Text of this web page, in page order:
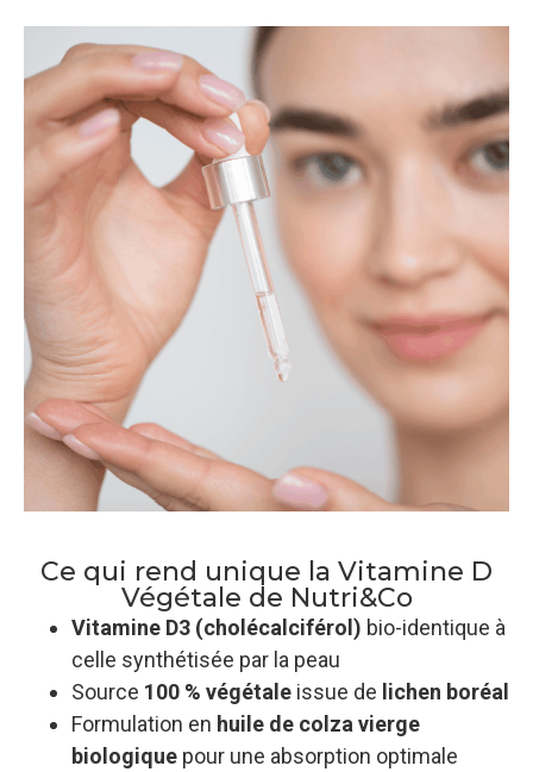
Ce qui rend unique la Vitamine D
Végétale de Nutri&Co
Vitamine D3 (cholécalciférol) bio-identique à
celle synthétisée par la peau
Source 100 % végétale issue de lichen boréal
Formulation en huile de colza vierge
biologique pour une absorption optimale